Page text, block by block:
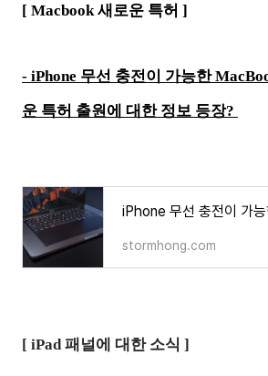
[ Macbook 새로운 특허 ]
- iPhone 무선 충전이 가능한
운 특허 출원에 대한 정보 등장?
stormhong.com
[ iPad 패널에 대한 소식 ]